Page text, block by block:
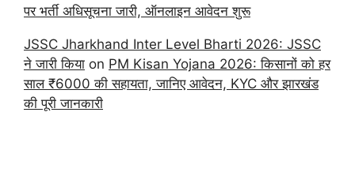
पर भर्ती अधिसूचना जारी, ऑनलाइन आवेदन शुरू
JSSC Jharkhand Inter Level Bharti 2026: JSSC
ने जारी किया on PM Kisan Yojana 2026: किसानों को हर
साल ₹6000 की सहायता, जानिए आवेदन, KYC और झारखंड
की पूरी जानकारी